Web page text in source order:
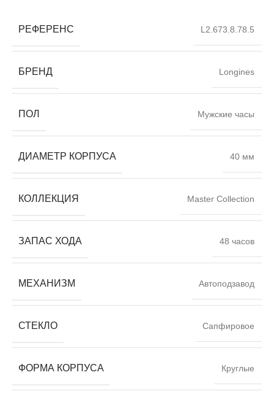
РЕФЕРЕНС L2.673.8.78.5
БРЕНД Longines
ПОЛ Мужские часы
ДИАМЕТР КОРПУСА 40 мм
КОЛЛЕКЦИЯ Master Collection
ЗАПАС ХОДА 48 часов
МЕХАНИЗМ Автоподзавод
СТЕКЛО Сапфировое
ФОРМА КОРПУСА Круглые